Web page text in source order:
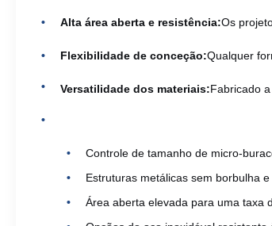
Alta área aberta e resistência:Os
Flexibilidade de conceção:Qualquer
Versatilidade dos materiais:Fabricado
Controle de tamanho de micro-
Estruturas metálicas sem borbulha
Área aberta elevada para uma taxa